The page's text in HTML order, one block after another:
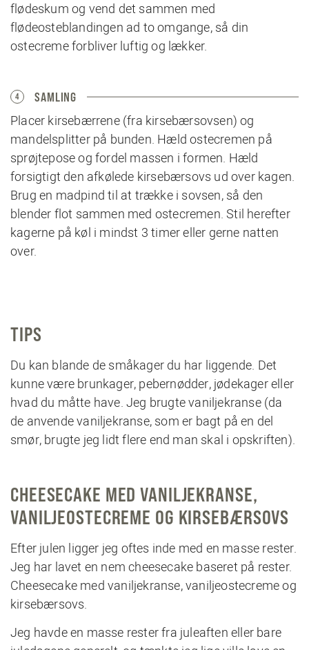
flødeskum og vend det sammen med
flødeosteblandingen ad to omgange, så din
ostecreme forbliver luftig og lækker.
4 SAMLING
Placer kirsebærrene (fra kirsebærsovsen) og
mandelsplitter på bunden. Hæld ostecremen på
sprøjtepose og fordel massen i formen. Hæld
forsigtigt den afkølede kirsebærsovs ud over kagen.
Brug en madpind til at trække i sovsen, så den
blender flot sammen med ostecremen. Stil herefter
kagerne på køl i mindst 3 timer eller gerne natten
over.
TIPS
Du kan blande de småkager du har liggende. Det
kunne være brunkager, pebernødder, jødekager eller
hvad du måtte have. Jeg brugte vaniljekranse (da
de anvende vaniljekranse, som er bagt på en del
smør, brugte jeg lidt flere end man skal i opskriften).
CHEESECAKE MED VANILJEKRANSE,
VANILJEOSTECREME OG KIRSEBÆRSOVS
Efter julen ligger jeg oftes inde med en masse rester.
Jeg har lavet en nem cheesecake baseret på rester.
Cheesecake med vaniljekranse, vaniljeostecreme og
kirsebærsovs.
Jeg havde en masse rester fra juleaften eller bare